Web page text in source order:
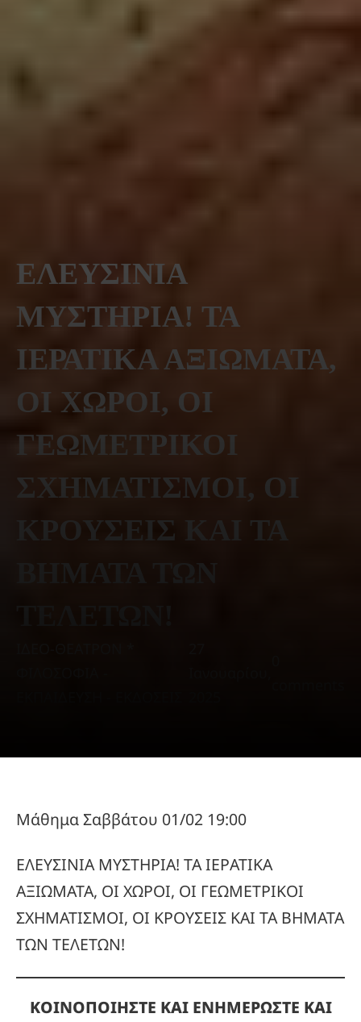
ΕΛΕΥΣΙΝΙΑ
ΜΥΣΤΗΡΙΑ! ΤΑ
ΙΕΡΑΤΙΚΑ ΑΞΙΩΜΑΤΑ,
ΟΙ ΧΩΡΟΙ, ΟΙ
ΓΕΩΜΕΤΡΙΚΟΙ
ΣΧΗΜΑΤΙΣΜΟΙ, ΟΙ
ΚΡΟΥΣΕΙΣ ΚΑΙ ΤΑ
Μάθημα Σαββάτου 01/02 19:00
ΕΛΕΥΣΙΝΙΑ ΜΥΣΤΗΡΙΑ! ΤΑ ΙΕΡΑΤΙΚΑ
ΑΞΙΩΜΑΤΑ, ΟΙ ΧΩΡΟΙ, ΟΙ ΓΕΩΜΕΤΡΙΚΟΙ
ΣΧΗΜΑΤΙΣΜΟΙ, ΟΙ ΚΡΟΥΣΕΙΣ ΚΑΙ ΤΑ ΒΗΜΑΤΑ
ΤΩΝ ΤΕΛΕΤΩΝ!
ΚΟΙΝΟΠΟΙΗΣΤΕ ΚΑΙ ΕΝΗΜΕΡΩΣΤΕ ΚΑΙ